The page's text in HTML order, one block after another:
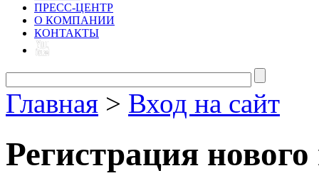
ПРЕСС-ЦЕНТР
О КОМПАНИИ
КОНТАКТЫ
Главная > Вход на сайт
Регистрация нового